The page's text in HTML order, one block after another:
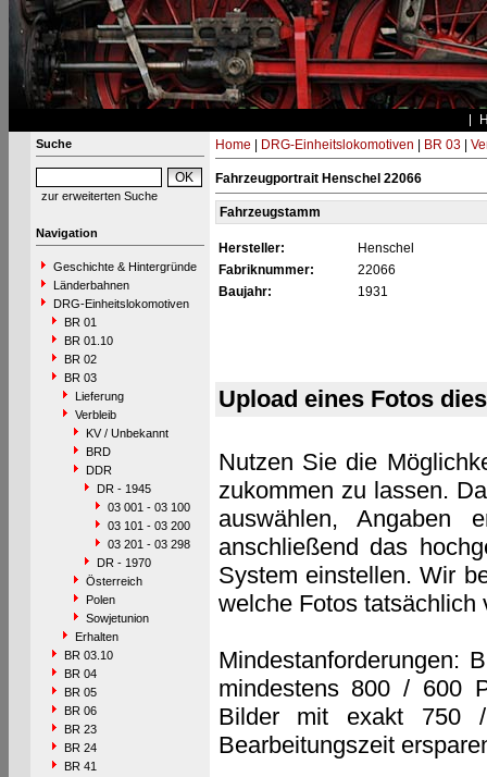
Suche
zur erweiterten Suche
Navigation
Geschichte & Hintergründe
Länderbahnen
DRG-Einheitslokomotiven
BR 01
BR 01.10
BR 02
BR 03
Lieferung
Verbleib
KV / Unbekannt
BRD
DDR
DR - 1945
03 001 - 03 100
03 101 - 03 200
03 201 - 03 298
DR - 1970
Österreich
Polen
Sowjetunion
Erhalten
BR 03.10
BR 04
BR 05
BR 06
BR 23
BR 24
BR 41
Home DRG-Einheitslokomotiven BR 03|
Fahrzeugportrait Henschel 22066
Fahrzeugstamm
Hersteller:
Henschel
Fabriknummer:
22066
Baujahr:
1931
Upload eines Fotos
Nutzen Sie die
zukommen zu lassen.
auswählen, Angaben
anschließend das
System einstellen. Wir
welche Fotos tatsächlich
Mindestanforderungen:
mindestens 800 / 600
Bilder mit exakt 750
Bearbeitungszeit